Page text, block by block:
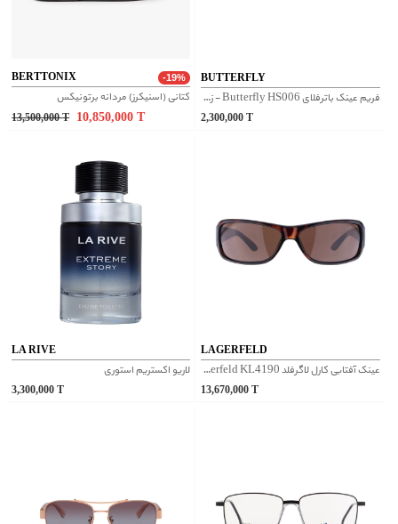
BERTTONIX -19%
کتانی (اسنیکرز) مردانه برتونیکس
13,500,000T 10,850,000T
BUTTERFLY
فریم عینک باترفلای Butterfly HS006 - زرشکی
2,300,000 T
LA RIVE
لاریو اکستریم استوری
3,300,000T
LAGERFELD
عینک آفتابی کارل لاگرفلد Karl Lagerfeld KL4190 - پلنگی
13,670,000 T